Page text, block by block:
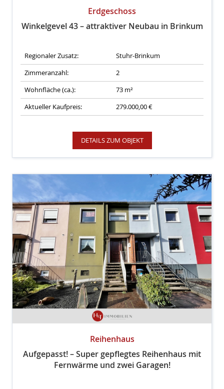
Erdgeschoss
Winkelgevel 43 – attraktiver Neubau in Brinkum
Regionaler Zusatz:
Stuhr-Brinkum
Zimmeranzahl:
2
Wohnfläche (ca.):
73 m²
Aktueller Kaufpreis:
279.000,00 €
DETAILS ZUM OBJEKT
Reihenhaus
Aufgepasst! – Super gepflegtes Reihenhaus mit
Fernwärme und zwei Garagen!